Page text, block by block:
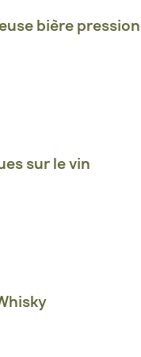
bière pression
sur le vin